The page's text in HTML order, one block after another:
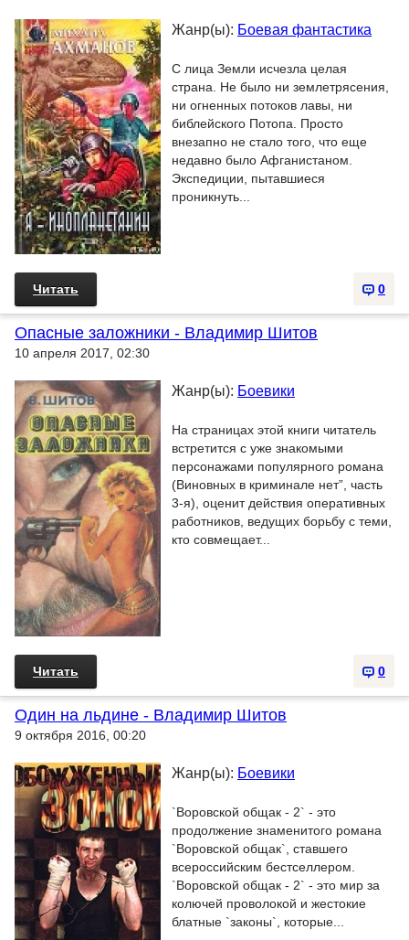
Жанр(ы): Боевая фантастика
С лица Земли исчезла целая
страна. Не было ни землетрясения,
ни огненных потоков лавы, ни
библейского Потопа. Просто
внезапно не стало того, что еще
недавно было Афганистаном.
Экспедиции, пытавшиеся
проникнуть...
0
Читать
Опасные заложники - Владимир Шитов
10 апреля 2017, 02:30
Жанр(ы): Боевики
На страницах этой книги читатель
встретится с уже знакомыми
персонажами популярного романа
(Виновных в криминале нет”, часть
3-я), оценит действия оперативных
работников, ведущих борьбу с теми,
кто совмещает...
0
Читать
Один на льдине - Владимир Шитов
9 октября 2016, 00:20
Жанр(ы): Боевики
`Воровской общак - 2` - это
продолжение знаменитого романа
`Воровской общак`, ставшего
всероссийским бестселлером.
`Воровской общак - 2` - это мир за
колючей проволокой и жестокие
блатные `законы`, которые...